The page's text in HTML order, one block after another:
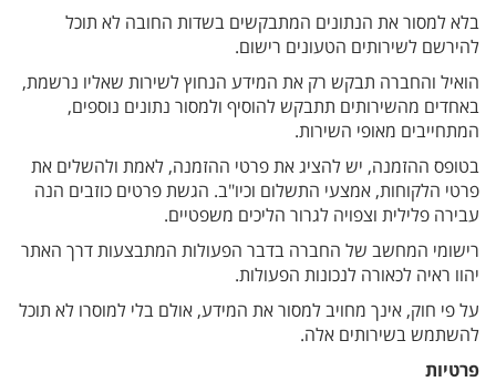
בלא למסור את הנתונים המתבקשים בשדות החובה לא תוכל
להירשם לשירותים הטעונים רישום.
הואיל והחברה תבקש רק את המידע הנחוץ לשירות שאליו נרשמת,
באחדים מהשירותים תתבקש להוסיף ולמסור נתונים נוספים,
המתחייבים מאופי השירות.
בטופס ההזמנה, יש להציג את פרטי ההזמנה, לאמת ולהשלים את
פרטי הלקוחות, אמצעי התשלום וכיו"ב. הגשת פרטים כוזבים הנה
עבירה פלילית וצפויה לגרור הליכים משפטיים.
רישומי המחשב של החברה בדבר הפעולות המתבצעות דרך האתר
יהוו ראיה לכאורה לנכונות הפעולות.
על פי חוק, אינך מחויב למסור את המידע, אולם בלי למוסרו לא תוכל
להשתמש בשירותים אלה.
פרטיות